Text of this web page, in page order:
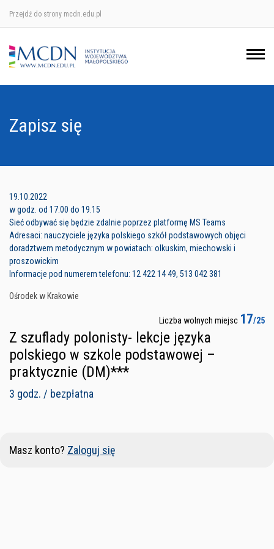
Przejdź do strony mcdn.edu.pl
Zapisz się
19.10.2022
w godz. od 17.00 do 19.15
Sieć odbywać się będzie zdalnie poprzez platformę MS Teams
Adresaci: nauczyciele języka polskiego szkół podstawowych objęci
doradztwem metodycznym w powiatach: olkuskim, miechowski i
proszowickim
Informacje pod numerem telefonu: 12 422 14 49, 513 042 381
Ośrodek w Krakowie
Liczba wolnych miejsc 17/25
Z szuflady polonisty- lekcje języka
polskiego w szkole podstawowej –
praktycznie (DM)***
3 godz. / bezpłatna
Masz konto? Zaloguj się
Ośrodek w Krakowie
Ośrodek w Nowym Sączu
Ośrodek w Tarnowie